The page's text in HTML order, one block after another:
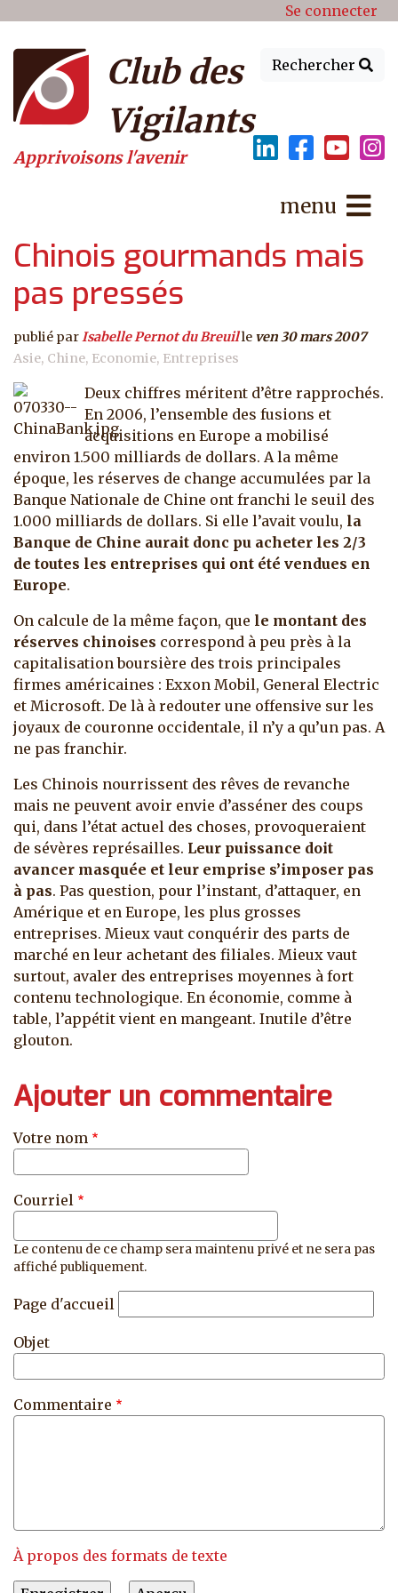
Menu du compte de Se connecter
Rechercher
Club des
Vigilants
Apprivoisons l'avenir
menu
Chinois gourmands mais
pas pressés
publié parIsabelle Pernot du Breuille ven 30 mars 2007
Asie Chine Economie Entreprises
Deux chiffres méritent d’être rapprochés.
En 2006, l’ensemble des fusions et
acquisitions en Europe a mobilisé
environ 1.500 milliards de dollars. A la même
époque, les réserves de change accumulées par la
Banque Nationale de Chine ont franchi le seuil des
1.000 milliards de dollars. Si elle l’avait voulu, la
Banque de Chine aurait donc pu acheter les 2/3
de toutes les entreprises qui ont été vendues en
Europe.
On calcule de la même façon, que le montant des
réserves chinoises correspond à peu près à la
capitalisation boursière des trois principales
firmes américaines : Exxon Mobil, General Electric
et Microsoft. De là à redouter une offensive sur les
joyaux de couronne occidentale, il n’y a qu’un pas. A
ne pas franchir.
Les Chinois nourrissent des rêves de revanche
mais ne peuvent avoir envie d’asséner des coups
qui, dans l’état actuel des choses, provoqueraient
de sévères représailles. Leur puissance doit
avancer masquée et leur emprise s’imposer pas
à pas. Pas question, pour l’instant, d’attaquer, en
Amérique et en Europe, les plus grosses
entreprises. Mieux vaut conquérir des parts de
marché en leur achetant des filiales. Mieux vaut
surtout, avaler des entreprises moyennes à fort
contenu technologique. En économie, comme à
table, l’appétit vient en mangeant. Inutile d’être
glouton.
Ajouter un commentaire
Votre nom
Courriel
Le contenu de ce champ sera maintenu privé et ne sera pas
affiché publiquement.
Page d'accueil
Objet
Commentaire
À propos des formats de texte